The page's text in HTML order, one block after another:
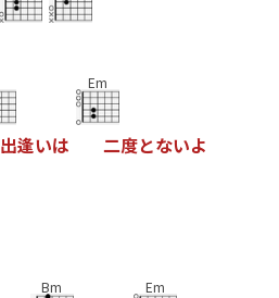
出逢いは
Em
二度とないよ
Bm Em